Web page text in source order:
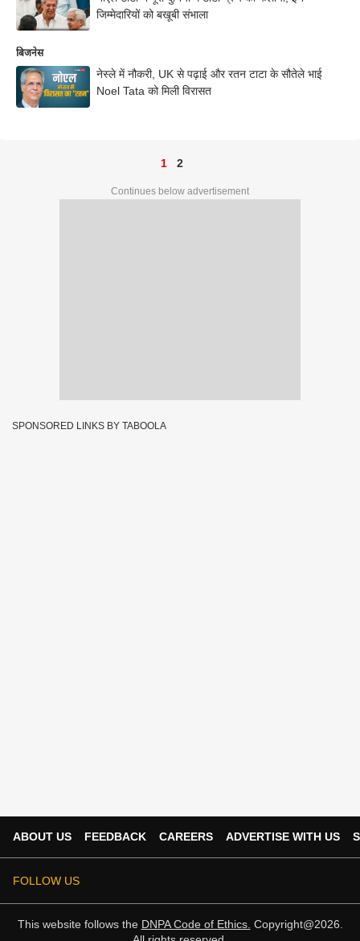
जिम्मेदारियों को बखूबी संभाला
बिजनेस
नेस्ले में नौकरी, UK से पढ़ाई और रतन टाटा के सौतेले भाई
Noel Tata को मिली विरासत
1 2
Continues below advertisement
SPONSORED LINKS BY TABOOLA
ABOUT US FEEDBACK CAREERS ADVERTISE WITH US
FOLLOW US
This website follows the DNPA Code of Ethics. Copyright@2026.